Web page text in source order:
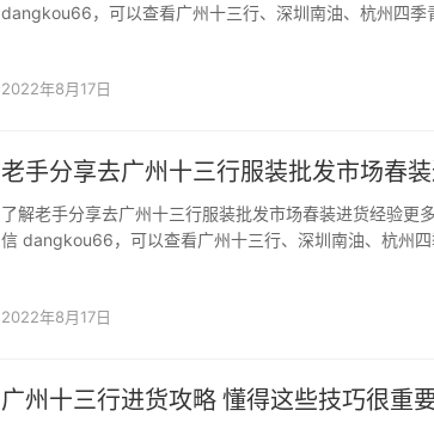
dangkou66，可以查看广州十三行、深圳南油、杭州四季
2022年8月17日
老手分享去广州十三行服装批发市场春
了解老手分享去广州十三行服装批发市场春装进货经验更
信 dangkou66，可以查看广州十三行、深圳南油、杭州
2022年8月17日
广州十三行进货攻略 懂得这些技巧很重要